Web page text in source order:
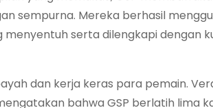
sempurna. Mereka berhasil
serta dilengkapi dengan
dan kerja keras para pemain.
bahwa GSP berlatih lima